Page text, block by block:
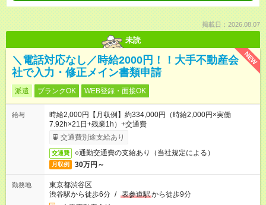
掲載日：2026.08.07
未読
NEW
＼電話対応なし／時給2000円！！大手不動産会
社で入力・修正メイン書類申請
派遣 ブランクOK WEB登録・面接OK
給与
時給2,000円【月収例】約334,000円（時給2,000円×実働
7.92h×21日+残業1h）+交通費
交通費別途支給あり
交通費 ○通勤交通費の支給あり（当社規定による）
月収例 30万円～
勤務地
東京都渋谷区
渋谷駅から徒歩6分 / 表参道駅から徒歩9分